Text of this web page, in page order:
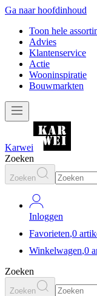
Ga naar hoofdinhoud
Toon hele
Advies
Klantenservice
Actie
Wooninspiratie
Bouwmarkten
Karwei
Zoeken
Zoeken
Inloggen
Favorieten,0
Winkelwagen,0
Zoeken
Zoeken